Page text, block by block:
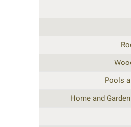
Pools
Home and